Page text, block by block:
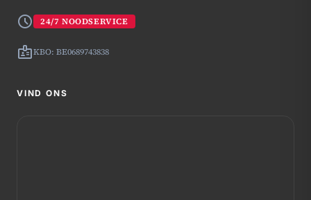
schedule 24/7 NOODSERVICE
badgeKBO: BE0689743838
VIND ONS